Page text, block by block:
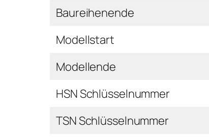
Baureihenende
Modellstart
Modellende
HSN Schlüsselnummer
TSN Schlüsselnummer